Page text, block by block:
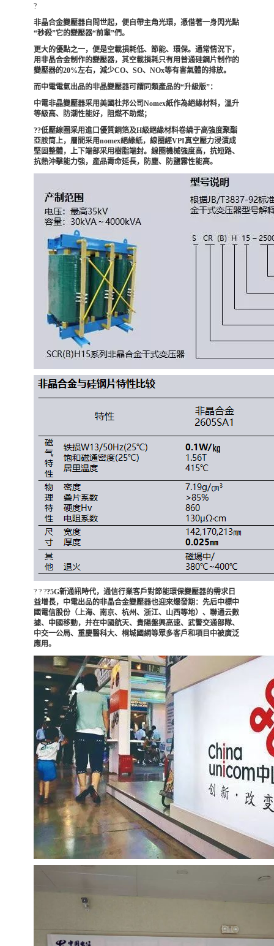
?
非晶合金變壓器自問世起，便自帶主角光環，憑借著一身閃光點
“秒殺”它的變壓器“前輩”們。
更大的優點之一，便是空載損耗低、節能、環保。通常情況下，
用非晶合金制作的變壓器，其空載損耗只有用普通硅鋼片制作的
變壓器的20%左右，減少CO、SO、NOx等有害氣體的排放。
而中電電氣出品的非晶變壓器可謂同類產品的“升級版”：
中電非晶變壓器采用美國杜邦公司Nomex紙作為絕緣材料，溫升
等級高、防潮性能好，阻燃不助燃；
??低壓線圈采用進口優質銅箔及H級絕緣材料卷繞于高強度聚酯
亞胺筒上，層間采用nomex絕緣紙，線圈經VPI真空壓力浸漬成
堅固整體，上下端部采用樹脂端封。線圈機械強度高，抗短路、
抗熱沖擊能力強，產品壽命延長，防塵、防鹽霧性能高。
? ? ??5G新通訊時代，通信行業客戶對節能環保變壓器的需求日
益增長，中電出品的非晶合金變壓器也迎來爆發期：先后中標中
國電信股份（上海、南京、杭州、浙江、山西等地）、聯通云數
據、中國移動，并在中國航天、貴陽盤興高速、武警交通部隊、
中交一公局、重慶醫科大、桐城國網等眾多客戶和項目中被廣泛
應用。